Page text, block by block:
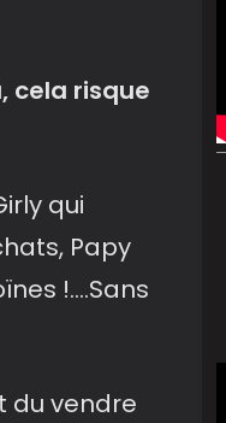
cela risque
qui
Papy
!….Sans
du vendre